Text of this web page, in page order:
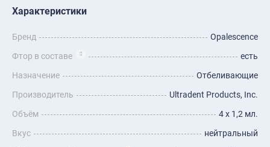
Характеристики
Бренд
Opalescence
Фтор в составе
есть
Назначение
Отбеливающие
Производитель
Ultradent Products, Inc.
Объём
4 х 1,2 мл.
Вкус
нейтральный